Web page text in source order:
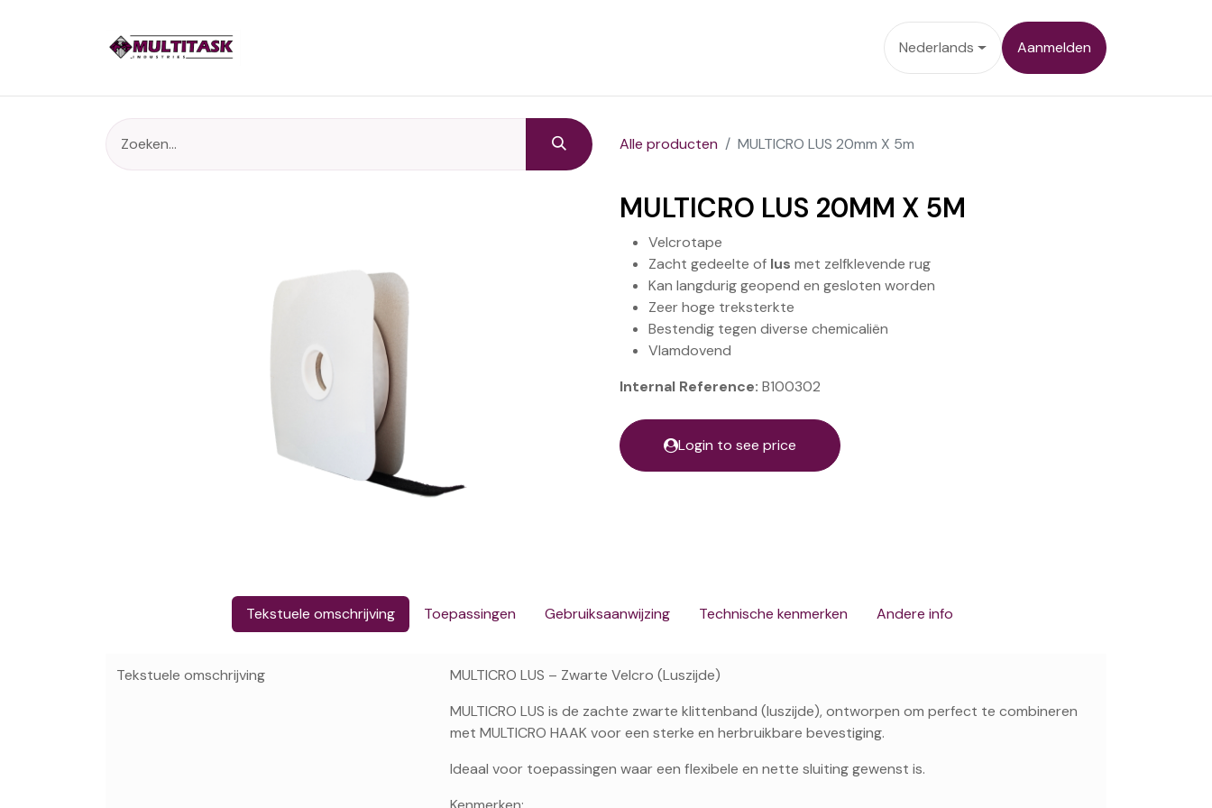
Nederlands Aanmelden
Alle producten MULTICRO LUS 20mm X 5m
MULTICRO LUS 20MM X 5M
Velcrotape
Zacht gedeelte of lus met zelfklevende rug
Kan langdurig geopend en gesloten worden
Zeer hoge treksterkte
Bestendig tegen diverse chemicaliën
Vlamdovend
Internal Reference: B100302
Login to see price
Tekstuele omschrijving Toepassingen Gebruiksaanwijzing Technische kenmerken Andere info
Tekstuele omschrijving
MULTICRO LUS – Zwarte Velcro (Luszijde)
MULTICRO LUS is de zachte zwarte klittenband (luszijde), ontworpen om perfect te combineren
met MULTICRO HAAK voor een sterke en herbruikbare bevestiging.
Ideaal voor toepassingen waar een flexibele en nette sluiting gewenst is.